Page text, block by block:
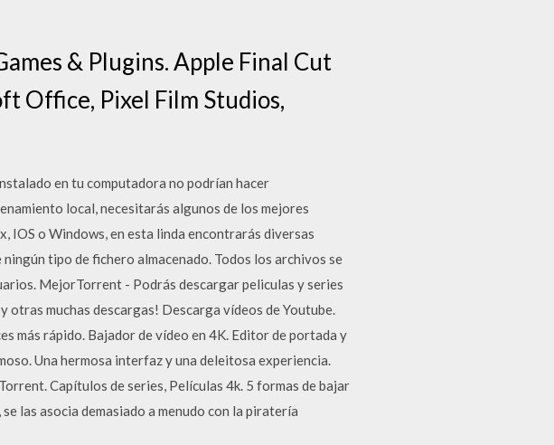
& Plugins. Apple Final Cut
Office, Pixel Film Studios,
en tu computadora no podrían hacer
local, necesitarás algunos de los mejores
IOS o Windows, en esta linda encontrarás diversas
tipo de fichero almacenado. Todos los archivos se
MejorTorrent - Podrás descargar peliculas y series
muchas descargas! Descarga vídeos de Youtube.
más rápido. Bajador de vídeo en 4K. Editor de portada y
Una hermosa interfaz y una deleitosa experiencia.
Capítulos de series, Películas 4k. 5 formas de bajar
las asocia demasiado a menudo con la piratería